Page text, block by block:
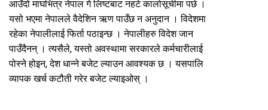
आउँदो माघभित्र नेपाल गे लिष्टबाट नहटे कालोसूचीमा पर्छ ।
यसो भएमा नेपालले वैदेशिन ऋण पाउँछ न अनुदान । विदेशमा
रहेका नेपालीलाई फिर्ता पठाइन्छ । नेपालीहरु विदेश जान
पाउँदैनन् । त्यसैले, यस्तो अवस्थामा सरकारले कर्मचारीलाई
पोस्ने होइन, देश धान्ने बजेट ल्याउन आवश्यक छ । यसपालि
व्यापक खर्च कटौती गरेर बजेट ल्याइओस् ।